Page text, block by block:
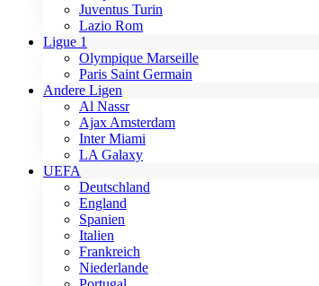
Juventus Turin
Lazio Rom
Ligue 1
Olympique Marseille
Paris Saint Germain
Andere Ligen
Al Nassr
Ajax Amsterdam
Inter Miami
LA Galaxy
UEFA
Deutschland
England
Spanien
Italien
Frankreich
Niederlande